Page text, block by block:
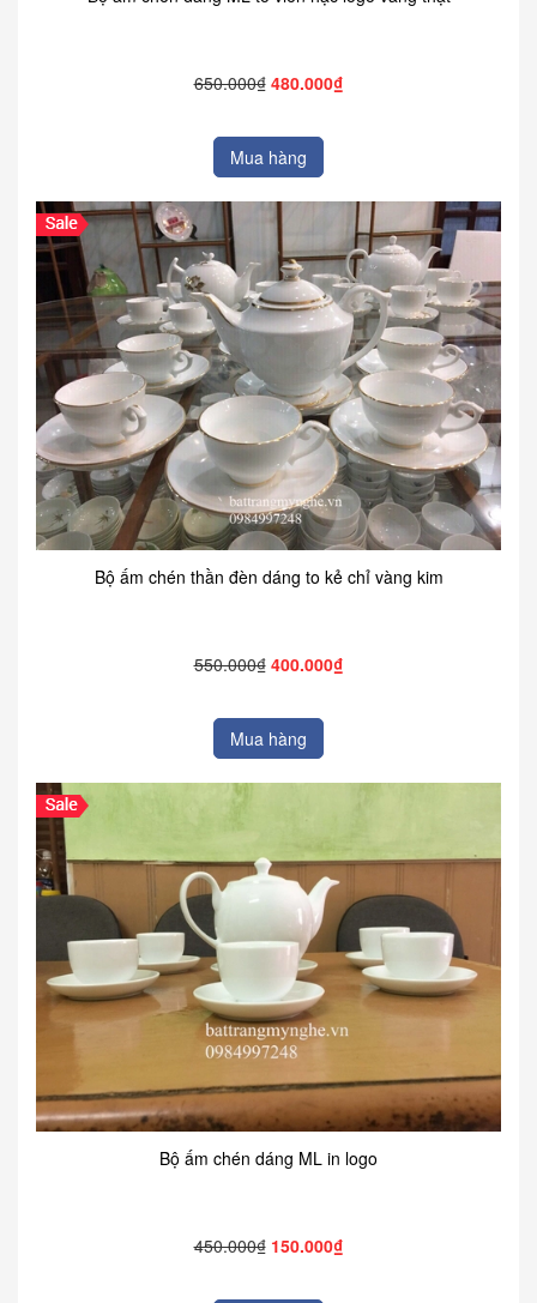
650.000₫ 480.000₫
Mua hàng
Bộ ấm chén thần đèn dáng to kẻ chỉ vàng kim
550.000₫ 400.000₫
Mua hàng
Bộ ấm chén dáng ML in logo
450.000₫ 150.000₫